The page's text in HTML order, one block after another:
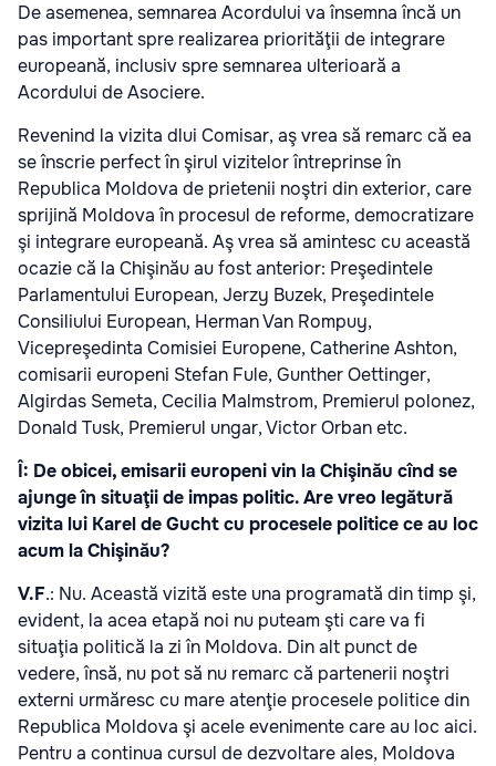
De asemenea, semnarea Acordului va însemna încă un
pas important spre realizarea priorităţii de integrare
europeană, inclusiv spre semnarea ulterioară a
Acordului de Asociere.
Revenind la vizita dlui Comisar, aş vrea să remarc că ea
se înscrie perfect în şirul vizitelor întreprinse în
Republica Moldova de prietenii noştri din exterior, care
sprijină Moldova în procesul de reforme, democratizare
şi integrare europeană. Aş vrea să amintesc cu această
ocazie că la Chişinău au fost anterior: Preşedintele
Parlamentului European, Jerzy Buzek, Preşedintele
Consiliului European, Herman Van Rompuy,
Vicepreşedinta Comisiei Europene, Catherine Ashton,
comisarii europeni Stefan Fule, Gunther Oettinger,
Algirdas Semeta, Cecilia Malmstrom, Premierul polonez,
Donald Tusk, Premierul ungar, Victor Orban etc.
Î: De obicei, emisarii europeni vin la Chişinău cînd se
ajunge în situaţii de impas politic. Are vreo legătură
vizita lui Karel de Gucht cu procesele politice ce au loc
acum la Chişinău?
V.F.: Nu. Această vizită este una programată din timp şi,
evident, la acea etapă noi nu puteam şti care va fi
situaţia politică la zi în Moldova. Din alt punct de
vedere, însă, nu pot să nu remarc că partenerii noştri
externi urmăresc cu mare atenţie procesele politice din
Republica Moldova şi acele evenimente care au loc aici.
Pentru a continua cursul de dezvoltare ales, Moldova